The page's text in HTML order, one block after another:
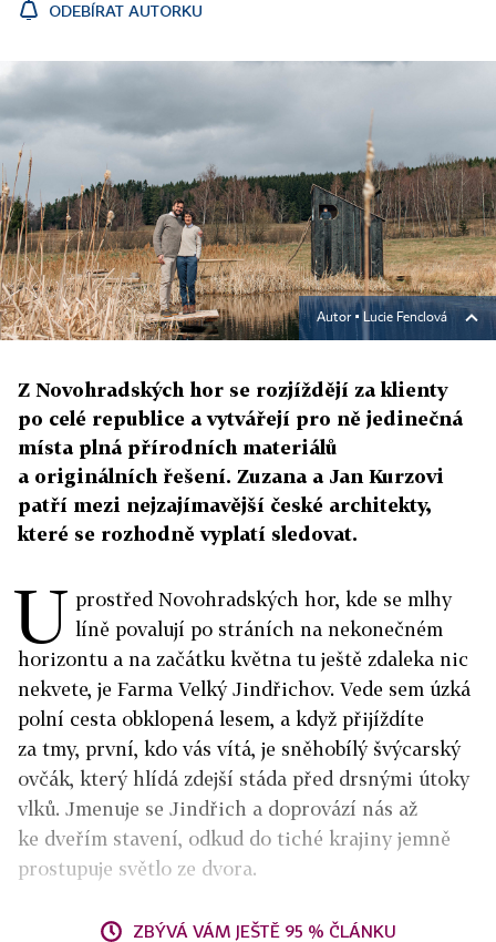
ODEBÍRAT AUTORKU
Autor ▪ Lucie Fenclová
Z Novohradských hor se rozjíždějí za klienty
po celé republice a vytvářejí pro ně jedinečná
místa plná přírodních materiálů
a originálních řešení. Zuzana a Jan Kurzovi
patří mezi nejzajímavější české architekty,
které se rozhodně vyplatí sledovat.
U prostřed Novohradských hor, kde se mlhy
líně povalují po stráních na nekonečném
horizontu a na začátku května tu ještě zdaleka nic
nekvete, je Farma Velký Jindřichov. Vede sem úzká
polní cesta obklopená lesem, a když přijíždíte
za tmy, první, kdo vás vítá, je sněhobílý švýcarský
ovčák, který hlídá zdejší stáda před drsnými útoky
vlků. Jmenuje se Jindřich a doprovází nás až
ke dveřím stavení, odkud do tiché krajiny jemně
prostupuje světlo ze dvora.
ZBÝVÁ VÁM JEŠTĚ 95 % ČLÁNKU